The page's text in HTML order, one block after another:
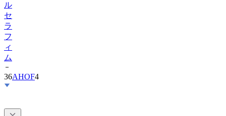
ル
セ
ラ
フ
ィ
ム
36AHOF4